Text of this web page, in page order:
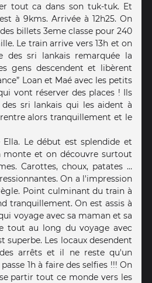
tout ca dans son tuk-tuk. Et
à 9kms. Arrivée à 12h25. On
billets 3eme classe pour 240
Le train arrive vers 13h et on
des sri lankais remarquée la
gens descendent et libèrent
Loan et Maé avec les petits
vont réserver des places ! Ils
sri lankais qui les aident à
alors tranquillement et le
Le début est splendide et
monte et on découvre surtout
Carottes, choux, patates …
On a l'impression
Point culminant du train à
tranquillement. On est assis à
voyage avec sa maman et sa
tout au long du voyage avec
Les locaux desendent
arrêts et il ne reste qu'un
1h à faire des selfies !!! On
partir tout ce monde vers les